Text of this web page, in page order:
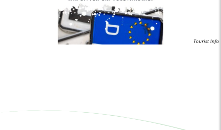
Tourist Info